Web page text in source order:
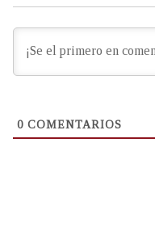
0 COMENTARIOS